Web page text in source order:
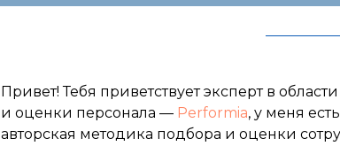
Привет! Тебя приветствует эксперт в
и оценки персонала — Performia, у меня есть
авторская методика подбора и оценки